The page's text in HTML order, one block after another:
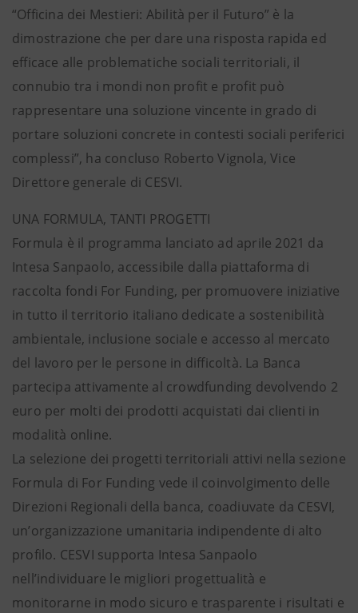
“Officina dei Mestieri: Abilità per il Futuro” è la
dimostrazione che per dare una risposta rapida ed
efficace alle problematiche sociali territoriali, il
connubio tra i mondi non profit e profit può
rappresentare una soluzione vincente in grado di
portare soluzioni concrete in contesti sociali periferici
complessi”, ha concluso Roberto Vignola, Vice
Direttore generale di CESVI.
UNA FORMULA, TANTI PROGETTI
Formula è il programma lanciato ad aprile 2021 da
Intesa Sanpaolo, accessibile dalla piattaforma di
raccolta fondi For Funding, per promuovere iniziative
in tutto il territorio italiano dedicate a sostenibilità
ambientale, inclusione sociale e accesso al mercato
del lavoro per le persone in difficoltà. La Banca
partecipa attivamente al crowdfunding devolvendo 2
euro per molti dei prodotti acquistati dai clienti in
modalità online.
La selezione dei progetti territoriali attivi nella sezione
Formula di For Funding vede il coinvolgimento delle
Direzioni Regionali della banca, coadiuvate da CESVI,
un’organizzazione umanitaria indipendente di alto
profilo. CESVI supporta Intesa Sanpaolo
nell’individuare le migliori progettualità e
monitorarne in modo sicuro e trasparente i risultati e